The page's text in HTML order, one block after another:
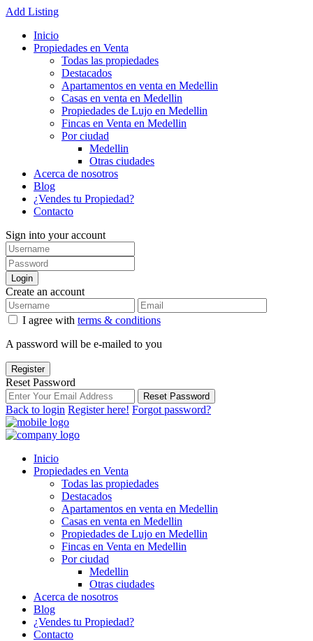
Add Listing
Inicio
Propiedades en Venta
Todas las propiedades
Destacados
Apartamentos en venta en Medellin
Casas en venta en Medellin
Propiedades de Lujo en Medellin
Fincas en Venta en Medellin
Por ciudad
Medellin
Otras ciudades
Acerca de nosotros
Blog
¿Vendes tu Propiedad?
Contacto
Sign into your account
Login
Create an account
I agree with terms & conditions
A password will be e-mailed to you
Register
Reset Password
Reset Password
Back to login Register here! Forgot password?
Inicio
Propiedades en Venta
Todas las propiedades
Destacados
Apartamentos en venta en Medellin
Casas en venta en Medellin
Propiedades de Lujo en Medellin
Fincas en Venta en Medellin
Por ciudad
Medellin
Otras ciudades
Acerca de nosotros
Blog
¿Vendes tu Propiedad?
Contacto